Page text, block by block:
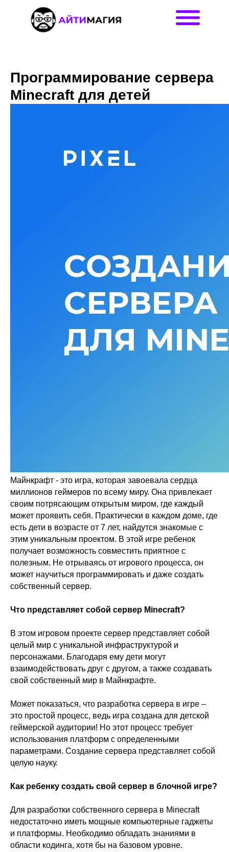
Программирование сервера
Minecraft для детей
Майнкрафт - это игра, которая завоевала сердца
миллионов геймеров по всему миру. Она привлекает
своим потрясающим открытым миром, где каждый
может проявить себя. Практически в каждом доме, где
есть дети в возрасте от 7 лет, найдутся знакомые с
этим уникальным проектом. В этой игре ребенок
получает возможность совместить приятное с
полезным. Не отрываясь от игрового процесса, он
может научиться программировать и даже создать
собственный сервер.
Что представляет собой сервер Minecraft?
В этом игровом проекте сервер представляет собой
целый мир с уникальной инфраструктурой и
персонажами. Благодаря ему дети могут
взаимодействовать друг с другом, а также создавать
свой собственный мир в Майнкрафте.
Может показаться, что разработка сервера в игре –
это простой процесс, ведь игра создана для детской
геймерской аудитории! Но этот процесс требует
использования платформ с определенными
параметрами. Создание сервера представляет собой
целую науку.
Как ребенку создать свой сервер в блочной игре?
Для разработки собственного сервера в Minecraft
недостаточно иметь мощные компьютерные гаджеты
и платформы. Необходимо обладать знаниями в
области кодинга, хотя бы на базовом уровне.